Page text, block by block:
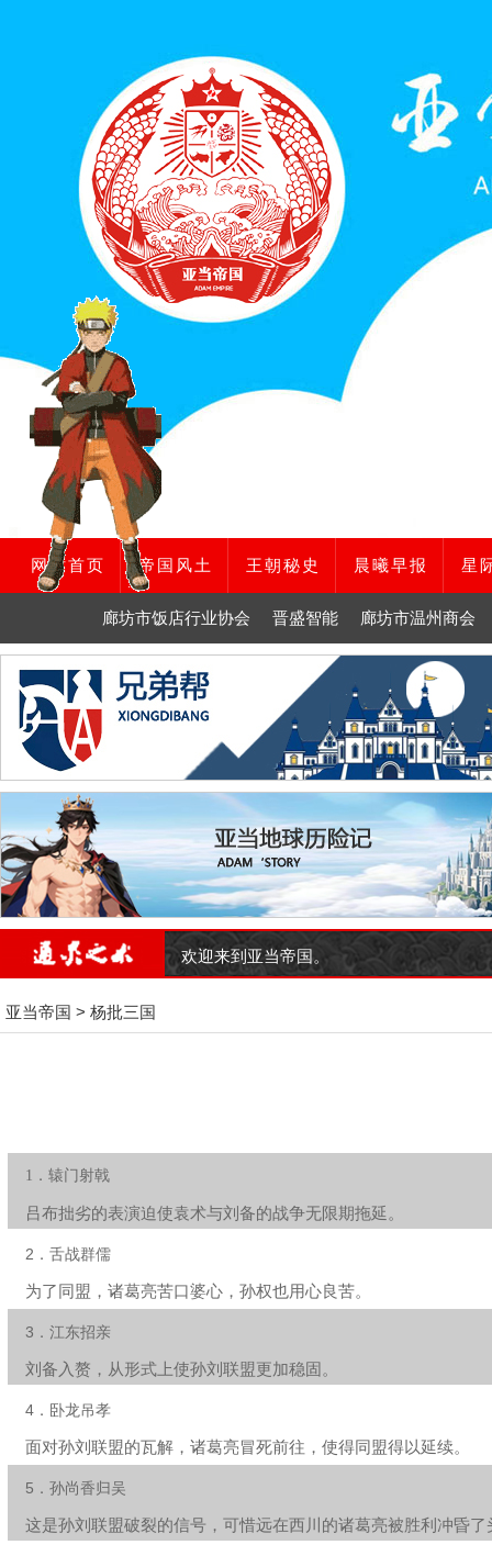
网站首页 帝国风土 王朝秘史 晨曦早报 星
廊坊市饭店行业协会 晋盛智能 廊坊市温州商会
欢迎来到亚当帝国。
亚当帝国 > 杨批三国
1．辕门射戟
吕布拙劣的表演迫使袁术与刘备的战争无限期拖延。
2．舌战群儒
为了同盟，诸葛亮苦口婆心，孙权也用心良苦。
3．江东招亲
刘备入赘，从形式上使孙刘联盟更加稳固。
4．卧龙吊孝
面对孙刘联盟的瓦解，诸葛亮冒死前往，使得同盟得以延续。
5．孙尚香归吴
这是孙刘联盟破裂的信号，可惜远在西川的诸葛亮被胜利冲昏了